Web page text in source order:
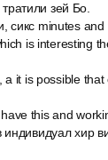
зей Бо.
сикс minutes
is interesting
it is possible that
this and
хир